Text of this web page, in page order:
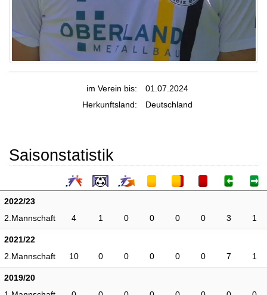
im Verein bis:
01.07.2024
Herkunftsland:
Deutschland
Saisonstatistik
2022/23
2.Mannschaft
4 1 0 0 0 0 3 1
2021/22
2.Mannschaft
10 0 0 0 0 0 7 1
2019/20